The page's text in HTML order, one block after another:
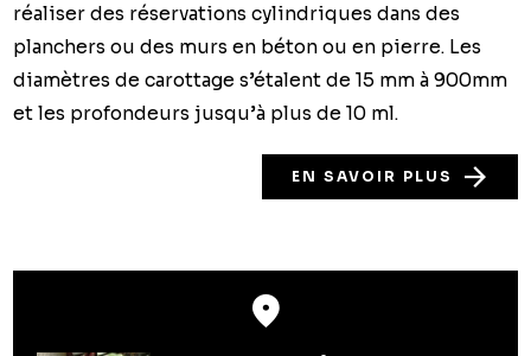
réaliser des réservations cylindriques dans des
planchers ou des murs en béton ou en pierre. Les
diamètres de carottage s’étalent de 15 mm à 900mm
et les profondeurs jusqu’à plus de 10 ml.
EN SAVOIR PLUS